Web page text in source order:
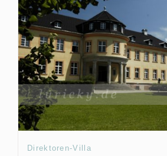
Direktoren-Villa